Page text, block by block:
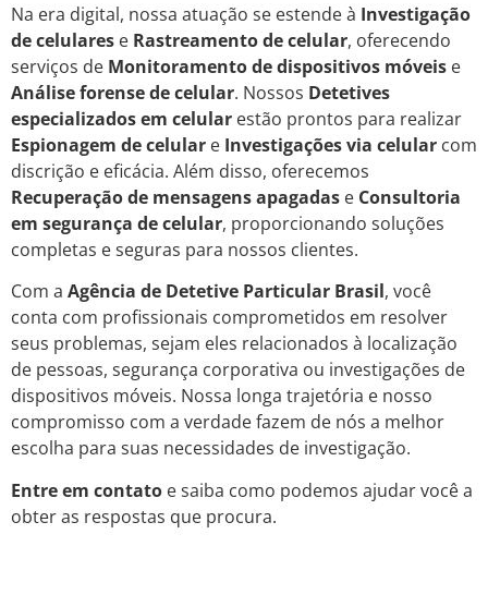
Na era digital, nossa atuação se estende à Investigação
de celulares e Rastreamento de celular, oferecendo
serviços de Monitoramento de dispositivos móveis e
Análise forense de celular. Nossos Detetives
especializados em celular estão prontos para realizar
Espionagem de celular e Investigações via celular com
discrição e eficácia. Além disso, oferecemos
Recuperação de mensagens apagadas e Consultoria
em segurança de celular, proporcionando soluções
completas e seguras para nossos clientes.
Com a Agência de Detetive Particular Brasil, você
conta com profissionais comprometidos em resolver
seus problemas, sejam eles relacionados à localização
de pessoas, segurança corporativa ou investigações de
dispositivos móveis. Nossa longa trajetória e nosso
compromisso com a verdade fazem de nós a melhor
escolha para suas necessidades de investigação.
Entre em contato e saiba como podemos ajudar você a
obter as respostas que procura.